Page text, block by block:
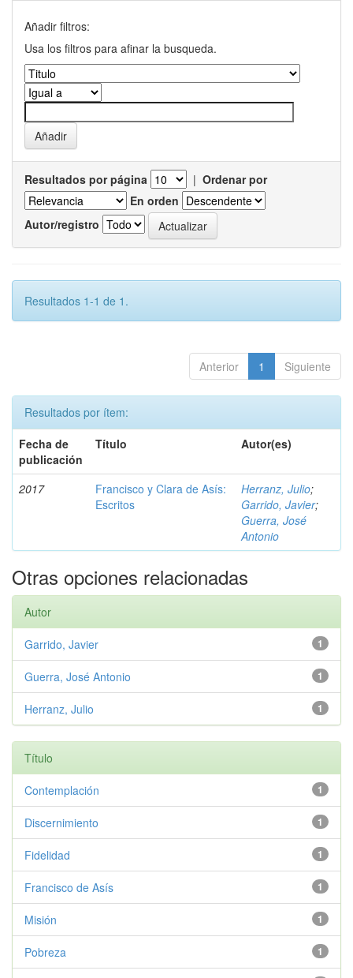
Añadir filtros:
Usa los filtros para afinar la busqueda.
Resultados por página | Ordenar por
En orden
Autor/registro
Resultados 1-1 de 1.
Anterior 1 Siguiente
Resultados por ítem:
Fecha de
publicación
Título Autor(es)
2017
Francisco y Clara de Asís:
Escritos
Herranz, Julio;
Garrido, Javier;
Guerra, José
Antonio
Otras opciones relacionadas
Autor
1
Garrido, Javier
1
Guerra, José Antonio
1
Herranz, Julio
Título
1
Contemplación
1
Discernimiento
1
Fidelidad
1
Francisco de Asís
1
Misión
1
Pobreza